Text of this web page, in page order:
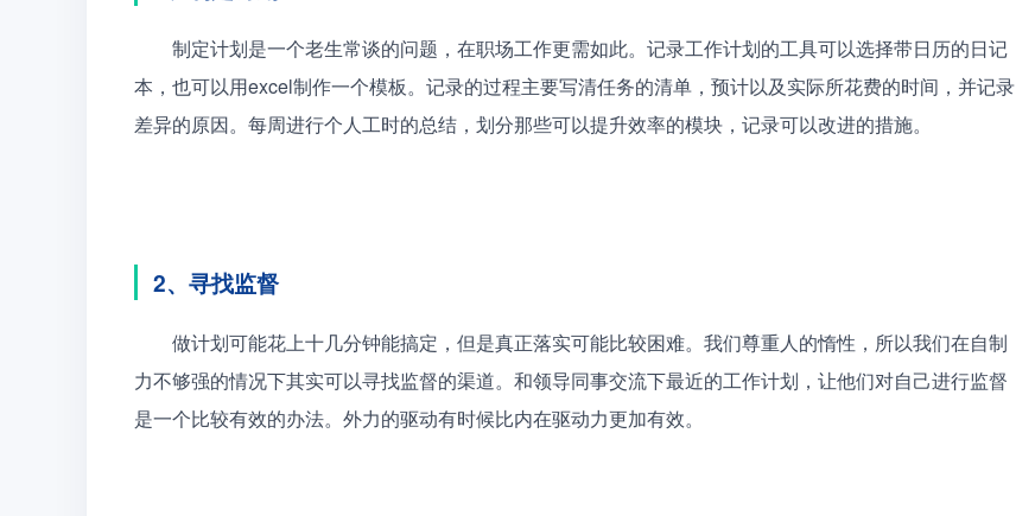
制定计划是一个老生常谈的问题，在职场工作更需如此。记录工作计划的工具可以选择带日历的日记
本，也可以用excel制作一个模板。记录的过程主要写清任务的清单，预计以及实际所花费的时间，并记录
差异的原因。每周进行个人工时的总结，划分那些可以提升效率的模块，记录可以改进的措施。
2、寻找监督
做计划可能花上十几分钟能搞定，但是真正落实可能比较困难。我们尊重人的惰性，所以我们在自制
力不够强的情况下其实可以寻找监督的渠道。和领导同事交流下最近的工作计划，让他们对自己进行监督
是一个比较有效的办法。外力的驱动有时候比内在驱动力更加有效。